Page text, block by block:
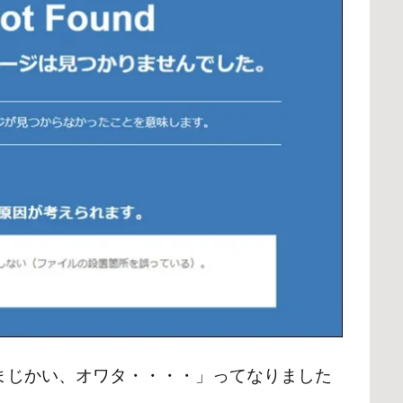
かい、オワタ・・・・」ってなりました